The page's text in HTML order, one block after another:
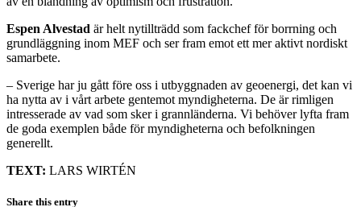
Espen Alvestad är helt nytillträdd som fackchef för borrning och
grundläggning inom MEF och ser fram emot ett mer aktivt nordiskt
samarbete.
– Sverige har ju gått före oss i utbyggnaden av geoenergi, det kan vi
ha nytta av i vårt arbete gentemot myndigheterna. De är rimligen
intresserade av vad som sker i grannländerna. Vi behöver lyfta fram
de goda exemplen både för myndigheterna och befolkningen
generellt.
TEXT: LARS WIRTÉN
Share this entry